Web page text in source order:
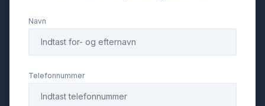
El-ruder x4
Elektrisk parkeringsbremse
Navn
Telefonnummer